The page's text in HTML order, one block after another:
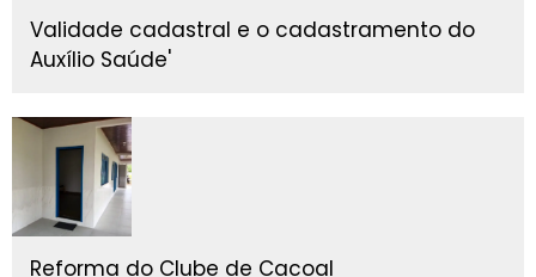
Validade cadastral e o cadastramento do
Auxílio Saúde'
Reforma do Clube de Cacoal